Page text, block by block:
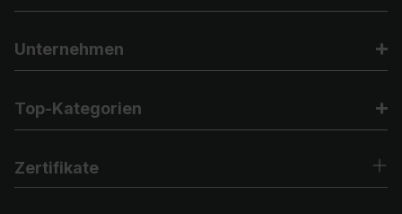
Unternehmen
Top-Kategorien
Zertifikate